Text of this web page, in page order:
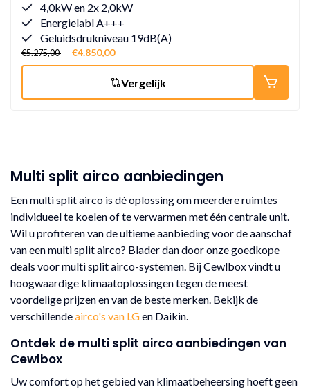
4,0kW en 2x 2,0kW
Energielabl A+++
Geluidsdrukniveau 19dB(A)
€5.275,00 €4.850,00
Vergelijk
Multi split airco aanbiedingen
Een multi split airco is dé oplossing om meerdere ruimtes
individueel te koelen of te verwarmen met één centrale unit.
Wil u profiteren van de ultieme aanbieding voor de aanschaf
van een multi split airco? Blader dan door onze goedkope
deals voor multi split airco-systemen. Bij Cewlbox vindt u
hoogwaardige klimaatoplossingen tegen de meest
voordelige prijzen en van de beste merken. Bekijk de
verschillendeairco's van LGen Daikin.
Ontdek de multi split airco aanbiedingen van
Cewlbox
Uw comfort op het gebied van klimaatbeheersing hoeft geen